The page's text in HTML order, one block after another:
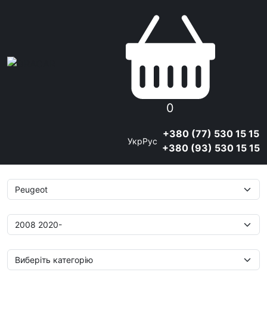
0
УкрРус
+380 (77) 530 15 15
+380 (93) 530 15 15